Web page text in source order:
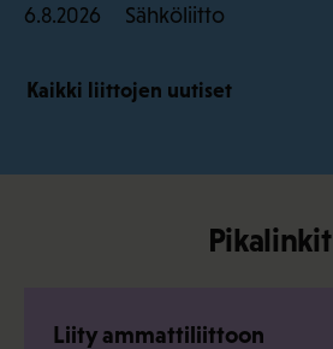
6.8.2026 Sähköliitto
Kaikki liittojen uutiset
Pikalinkit
Liity ammattiliittoon